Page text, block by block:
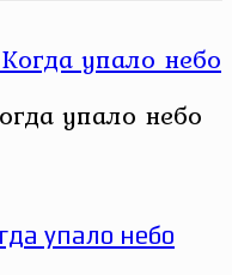
упало небо
упало небо